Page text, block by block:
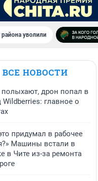
района уволили
ВСЕ НОВОСТИ
дрон попал в
Wildberries: главное о
придумал в рабочее
Машины встали в
в Чите из-за ремонта